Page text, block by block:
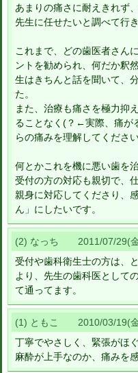
あまりの痛さに耐えきれず
先生に任せたいと調べて行き
これまで、どの歯医者さん
ントを勧められ、何だか釈
生はきちんと話を聞いて、
た。
また、治療も痛さを極力抑
ることなく(？←実際、痛が
らの痛みを理解してください
何とかこれを機に悪い歯を
受付の方の対応も親切で、
親身に対応してくださり、
ん」にしたいです。
(2) なっち 2011/07/29(
受付や歯科衛生士の方は、
より、先生の歯科医として
て通ってます。
(1) ともこ 2010/03/19(
丁寧でやさしく、緊張がほ
麻酔が上手なのか、痛みを